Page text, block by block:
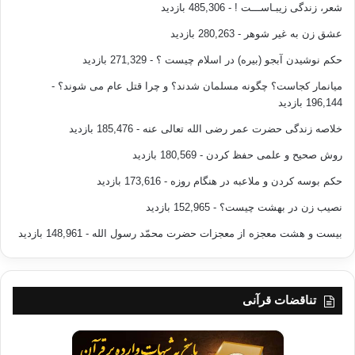
متعددی می باشد از جمله : تحکیم القوانین ، الجواب المستقیم
وفتاوای بسیاری که در سیزده مجلد به چاپ رسیده است، ایشان در
دارالعلم للملائین، بیروت، ۱۹۹۸م، (۵/۳۰۶) .
ابن باز، مجموع فتاوی ومقالات متنوعه لعبدالعزیزبن باز،
(۱۵/۱۰۹).
ایشان محمد بن عبدالله بن عبدالرحمن آل باز فقیه حنبلی غیر
مقداست که در سال ۱۳۳۰ ه در ریاض متولد شد ، در بسیاری از
مناصب منصوب شده است از جمله: مفتی عام عربستان سعودی،
رابطه ی اسلامی ، از جمله تالیفات ایشان : الفوائد الجلیله فی
المباحث الفرضیه ، نقد القومیه ومجموعه ای از فتاوی بسیار زیاد که
در طائف وفات نمود ودر مکه بر او نماز خوانده شد وهمانجا دفن
شعر، زندگی زیبـاســـت ! - 485,306 بازدید
عشق زن به غیر شوهر - 280,263 بازدید
حکم نوشیدن آبجو (بیره) در اسلام چیست ؟ - 271,329 بازدید
میانمار کجاست؟ چگونه مسلمان شدند؟ و چرا قتل عام می شوند؟ -
196,144 بازدید
خلاصه زندگی حضرت عمر رضی الله تعالی عنه - 185,476 بازدید
روش صحیح و علمی حفظ کردن - 180,569 بازدید
حکم بوسه کردن و ملاعبه در هنگام روزه - 173,616 بازدید
نصیب زن در بهشت چیست؟ - 152,965 بازدید
بیست و هشت معجزه از معجزات حضرت محمّد رسول الله - 148,961 بازدید
تناقضات قرآنی